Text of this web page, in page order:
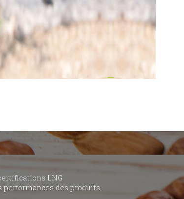
LNG
performances des produits